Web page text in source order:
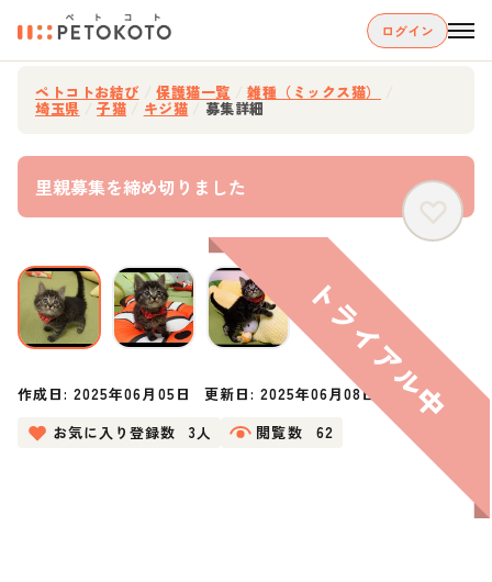
ログイン
ペトコトお結び 保護猫一覧 雑種（ミックス猫）
埼玉県 子猫 キジ猫 募集詳細
里親募集を締め切りました
作成日:2025年06月05日 更新日: 2025年06月08日
お気に入り登録数
3人 閲覧数 62